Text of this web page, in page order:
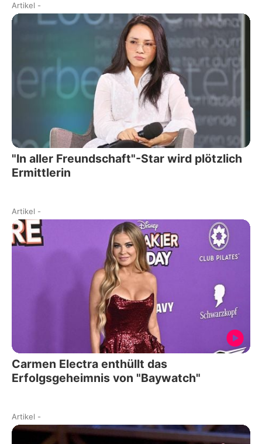
Artikel -
"In aller Freundschaft"-Star wird plötzlich
Ermittlerin
Artikel -
Carmen Electra enthüllt das
Erfolgsgeheimnis von "Baywatch"
Artikel -